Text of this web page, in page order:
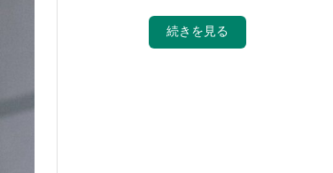
続きを見る